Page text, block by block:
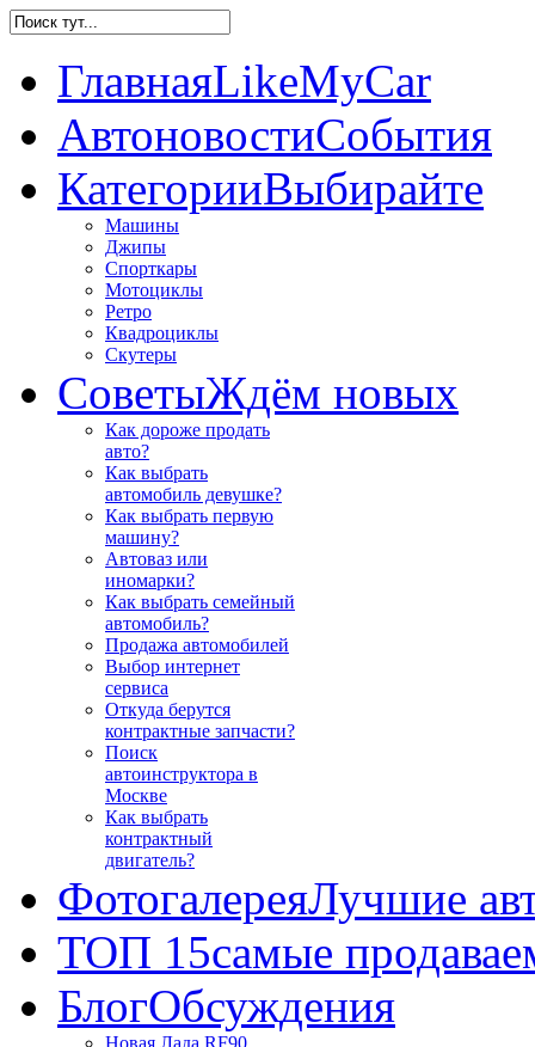
ГлавнаяLikeMyCar
АвтоновостиСобытия
КатегорииВыбирайте
Машины
Джипы
Спорткары
Мотоциклы
Ретро
Квадроциклы
Скутеры
СоветыЖдём новых
Как дороже продать
авто?
Как выбрать
автомобиль девушке?
Как выбрать первую
машину?
Автоваз или
иномарки?
Как выбрать семейный
автомобиль?
Продажа автомобилей
Выбор интернет
сервиса
Откуда берутся
контрактные запчасти?
Поиск
автоинструктора в
Москве
Как выбрать
контрактный
двигатель?
ФотогалереяЛучшие
ТОП 15самые
БлогОбсуждения
Новая Лада RF90